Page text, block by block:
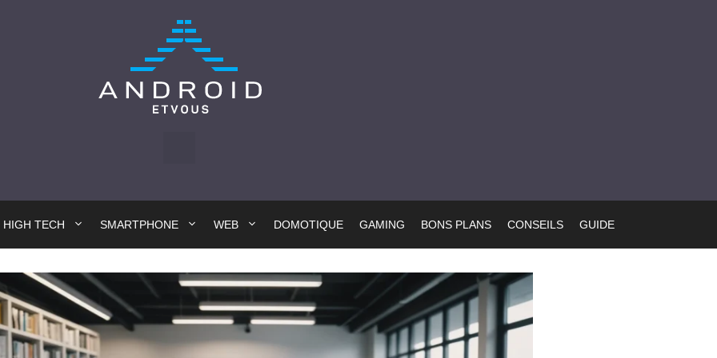
HIGH TECH SMARTPHONE WEB DOMOTIQUE GAMING BONS PLANS CONSEILS GUIDE